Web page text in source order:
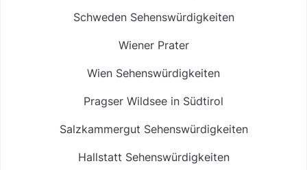
Schweden Sehenswürdigkeiten
Wiener Prater
Wien Sehenswürdigkeiten
Pragser Wildsee in Südtirol
Salzkammergut Sehenswürdigkeiten
Hallstatt Sehenswürdigkeiten